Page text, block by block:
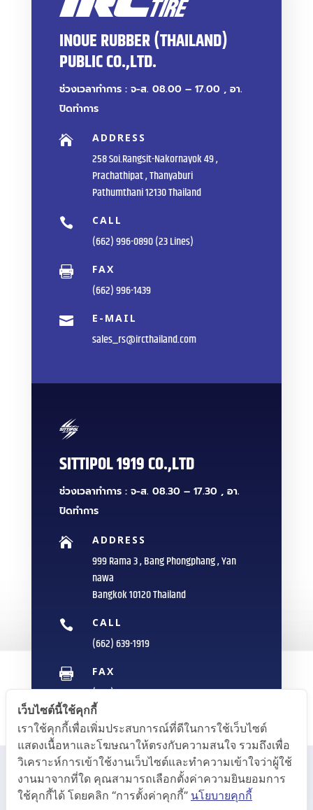
INOUE RUBBER (THAILAND)
PUBLIC CO.,LTD.
ช่วงเวลาทำการ : จ-ส. 08.00 – 17.00 , อา.
ปิดทำการ
 ADDRESS
258 Soi.Rangsit-Nakornayok 49 ,
Prachathipat , Thanyaburi
Pathumthani 12130 Thailand
 CALL
(662) 996-0890 (23 Lines)
 FAX
(662) 996-1439
 E-MAIL
sales_rs@ircthailand.com
SITTIPOL 1919 CO.,LTD
ช่วงเวลาทำการ : จ-ส. 08.30 – 17.30 , อา.
ปิดทำการ
 ADDRESS
999 Rama 3 , Bang Phongphang , Yan
nawa
Bangkok 10120 Thailand
 CALL
(662) 639-1919
 FAX
(662) 235-1959
 E-MAIL
info@sittipol.com
เว็บไซต์นี้ใช้คุกกี้
เราใช้คุกกี้เพื่อเพิ่มประสบการณ์ที่ดีในการใช้เว็บไซต์
แสดงเนื้อหาและโฆษณาให้ตรงกับความสนใจ รวมถึงเพื่อ
วิเคราะห์การเข้าใช้งานเว็บไซต์และทำความเข้าใจว่าผู้ใช้
งานมาจากที่ใด คุณสามารถเลือกตั้งค่าความยินยอมการ
ใช้คุกกี้ได้ โดยคลิก “การตั้งค่าคุกกี้” นโยบายคุกกี้